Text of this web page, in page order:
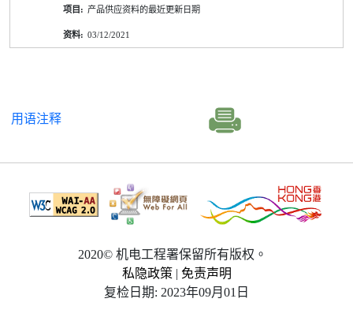
产品供应资料的最近更新日期
03/12/2021
用语注释
2020© 机电工程署保留所有版权。
私隐政策 | 免责声明
复检日期: 2023年09月01日